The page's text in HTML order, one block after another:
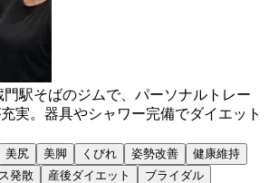
門駅そばのジムで、パーソナルトレー
実。器具やシャワー完備でダイエット
美尻 美脚 くびれ 姿勢改善
健康維持
発散 産後ダイエット ブライダル